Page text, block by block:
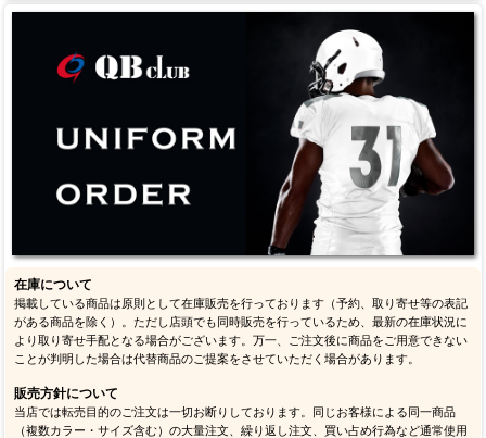
在庫について
掲載している商品は原則として在庫販売を行っております（予約、取り寄せ等の表記
がある商品を除く）。ただし店頭でも同時販売を行っているため、最新の在庫状況に
より取り寄せ手配となる場合がございます。万一、ご注文後に商品をご用意できない
ことが判明した場合は代替商品のご提案をさせていただく場合があります。
販売方針について
当店では転売目的のご注文は一切お断りしております。同じお客様による同一商品
（複数カラー・サイズ含む）の大量注文、繰り返し注文、買い占め行為など通常使用